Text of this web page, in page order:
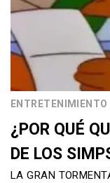
ENTRETENIMIENTO
¿POR QUÉ
DE LOS
LA GRAN